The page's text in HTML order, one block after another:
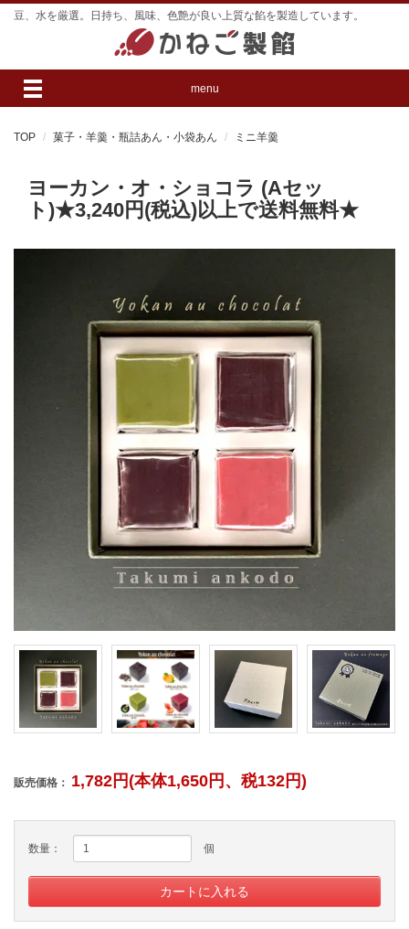
豆、水を厳選。日持ち、風味、色艶が良い上質な餡を製造しています。
menu
TOP 菓子・羊羹・瓶詰あん・小袋あん ミニ羊羹
ヨーカン・オ・ショコラ (Aセッ
ト)★3,240円(税込)以上で送料無料★
販売価格： 1,782円(本体1,650円、税132円)
数量： 個